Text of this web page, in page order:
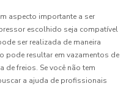
aspecto importante a ser
escolhido seja compatível
ser realizada de maneira
pode resultar em vazamentos de
de freios. Se você não tem
a ajuda de profissionais